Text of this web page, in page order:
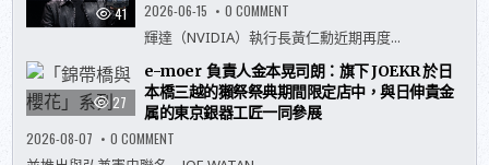
池、
火
與
EVA、
MIFFY
體
反
而
碼
台
灣？
館」
將
2026
年
春
季
在
41 2026-06-15 0 COMMENT
仁
勳
加
碼
台
灣
投
輝達（NVIDIA）執行長黃仁勳近期再度...
27
e-moer 負責人金本晃司朗：旗下 JOEKR 於日
本橋三越的獺祭祭典期間限定店中，與日伸貴金
属的東京銀器工匠一同參展
2026-08-07 0 COMMENT